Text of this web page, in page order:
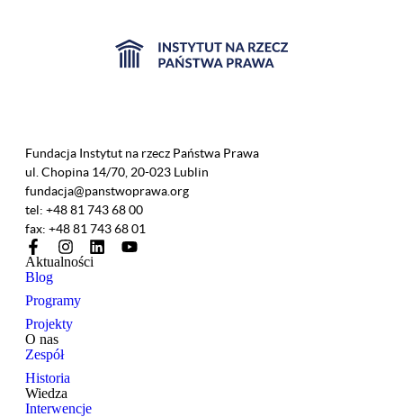
Fundacja Instytut na rzecz Państwa Prawa
ul. Chopina 14/70, 20-023 Lublin
fundacja@panstwoprawa.org
tel: +48 81 743 68 00
fax: +48 81 743 68 01
Aktualności
Blog
Programy
Projekty
O nas
Zespół
Historia
Wiedza
Interwencje